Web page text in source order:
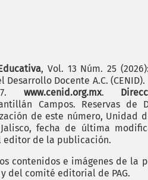
, Vol. 13 Núm. 25
Docente A.C. (CENID).
www.cenid.org.mx.
Campos. Reservas de
de este número, Unidad
fecha de última
editor de la publicación.
e imágenes de la
del comité editorial de PAG.